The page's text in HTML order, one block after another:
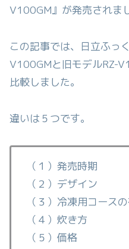
V100GM』が発売されま
この記事では、日立ふっ
V100GMと旧モデルRZ-
比較しました。
違いは５つです。
（１）発売時期
（２）デザイン
（３）冷凍用コース
（４）炊き方
（５）価格